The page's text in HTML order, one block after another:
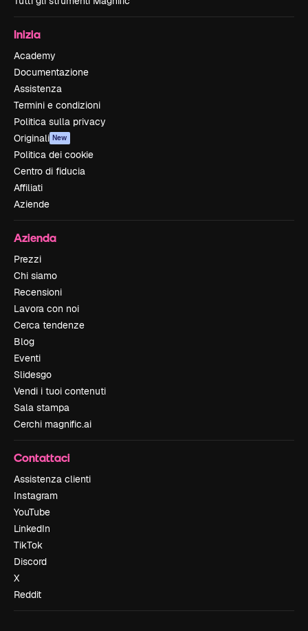
Inizia
Academy
Documentazione
Assistenza
Termini e condizioni
Politica sulla privacy
Originali New
Politica dei cookie
Centro di fiducia
Affiliati
Aziende
Azienda
Prezzi
Chi siamo
Recensioni
Lavora con noi
Cerca tendenze
Blog
Eventi
Slidesgo
Vendi i tuoi contenuti
Sala stampa
Cerchi magnific.ai
Contattaci
Assistenza clienti
Instagram
YouTube
LinkedIn
TikTok
Discord
X
Reddit